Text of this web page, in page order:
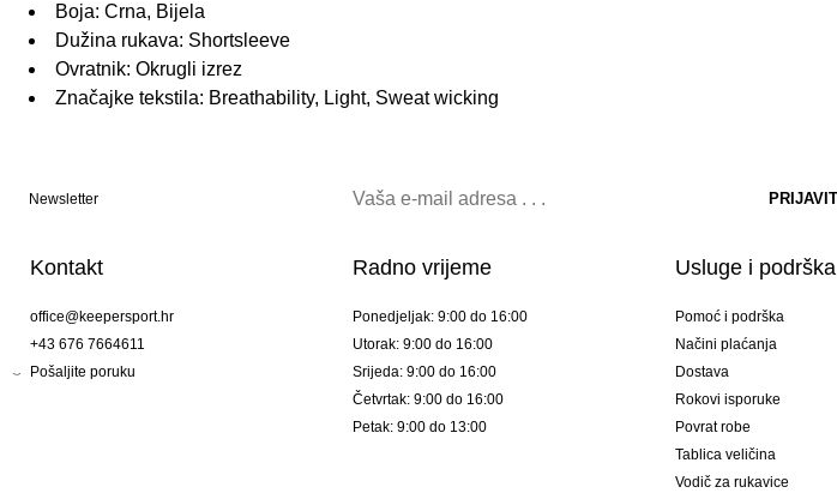
Boja: Crna, Bijela
Dužina rukava: Shortsleeve
Ovratnik: Okrugli izrez
Značajke tekstila: Breathability, Light, Sweat wicking
Newsletter
Kontakt
office@keepersport.hr
+43 676 7664611
Pošaljite poruku
Radno vrijeme
Ponedjeljak: 9:00 do 16:00
Utorak: 9:00 do 16:00
Srijeda: 9:00 do 16:00
Četvrtak: 9:00 do 16:00
Petak: 9:00 do 13:00
Usluge i podrška
Pomoć i podrška
Načini plaćanja
Dostava
Rokovi isporuke
Povrat robe
Tablica veličina
Vodič za rukavice